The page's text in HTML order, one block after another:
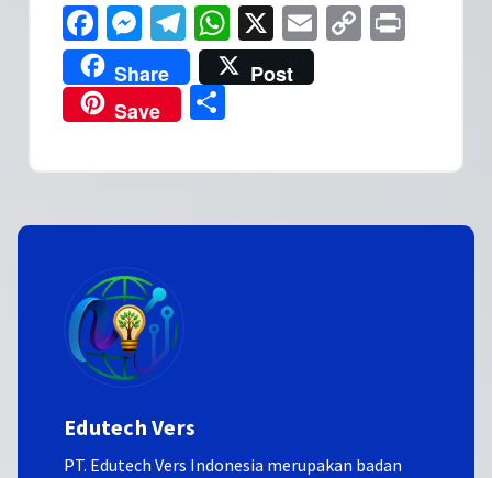
Facebook
Messenger
Telegram
WhatsApp
X Email
Copy
Share
Post
Save
Edutech Vers
PT. Edutech Vers Indonesia merupakan badan